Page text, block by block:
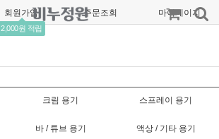
회원가입
2,000원 적립
주문조회 마이페이지
크림 용기 스프레이 용기
바 / 튜브 용기 액상 / 기타 용기